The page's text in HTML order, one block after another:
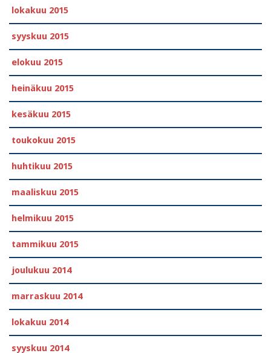
lokakuu 2015
syyskuu 2015
elokuu 2015
heinäkuu 2015
kesäkuu 2015
toukokuu 2015
huhtikuu 2015
maaliskuu 2015
helmikuu 2015
tammikuu 2015
joulukuu 2014
marraskuu 2014
lokakuu 2014
syyskuu 2014